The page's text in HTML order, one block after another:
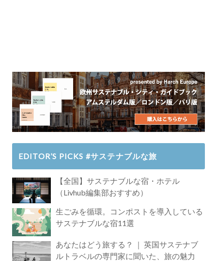
EDITOR’S PICKS #サステナブルな旅
【全国】サステナブルな宿・ホテル
（Livhub編集部おすすめ）
生ごみを循環。コンポストを導入している
サステナブルな宿11選
あなたはどう旅する？ ｜ 英国サステナブ
ルトラベルの専門家に聞いた、旅の魅力